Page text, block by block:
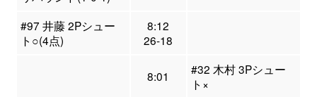
#97 井藤 2Pシュー
ト○(4点)
8:12
26-18
8:01
#32 木村 3Pシュー
ト×